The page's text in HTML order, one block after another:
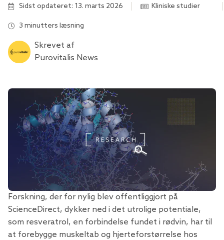
Sidst opdateret: 13. marts 2026 Kliniske studier
3 minutters læsning
Skrevet af
Purovitalis News
Forskning, der for nylig blev offentliggjort på
ScienceDirect, dykker ned i det utrolige potentiale,
som resveratrol, en forbindelse fundet i rødvin, har til
at forebygge muskeltab og hjerteforstørrelse hos